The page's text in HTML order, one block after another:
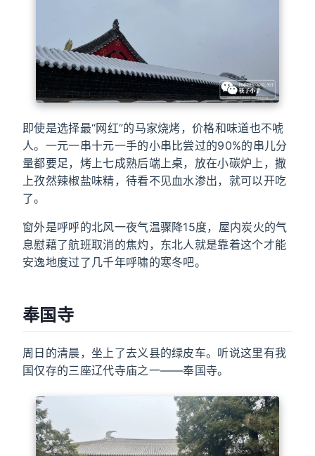
即使是选择最“网红”的马家烧烤，价格和味道也不唬
人。一元一串十元一手的小串比尝过的90%的串儿分
量都要足，烤上七成熟后端上桌，放在小碳炉上，撒
上孜然辣椒盐味精，待看不见血水渗出，就可以开吃
了。
窗外是呼呼的北风一夜气温骤降15度，屋内炭火的气
息慰藉了航班取消的焦灼，东北人就是靠着这个才能
安逸地度过了几千年呼啸的寒冬吧。
奉国寺
周日的清晨，坐上了去义县的绿皮车。听说这里有我
国仅存的三座辽代寺庙之一——奉国寺。